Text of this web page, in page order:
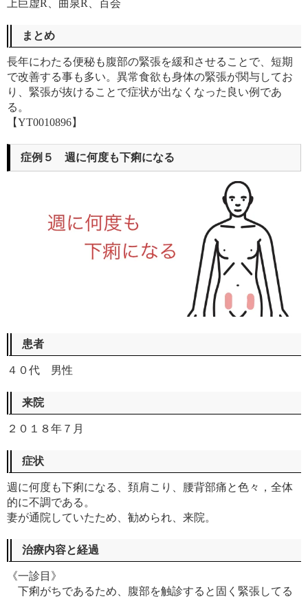
上巨虚R、曲泉R、百会
まとめ
長年にわたる便秘も腹部の緊張を緩和させることで、短期
で改善する事も多い。異常食欲も身体の緊張が関与してお
り、緊張が抜けることで症状が出なくなった良い例であ
る。
【YT0010896】
症例５ 週に何度も下痢になる
患者
４０代 男性
来院
２０１８年７月
症状
週に何度も下痢になる、頚肩こり、腰背部痛と色々，全体
的に不調である。
妻が通院していたため、勧められ、来院。
治療内容と経過
《一診目》
下痢がちであるため、腹部を触診すると固く緊張してる